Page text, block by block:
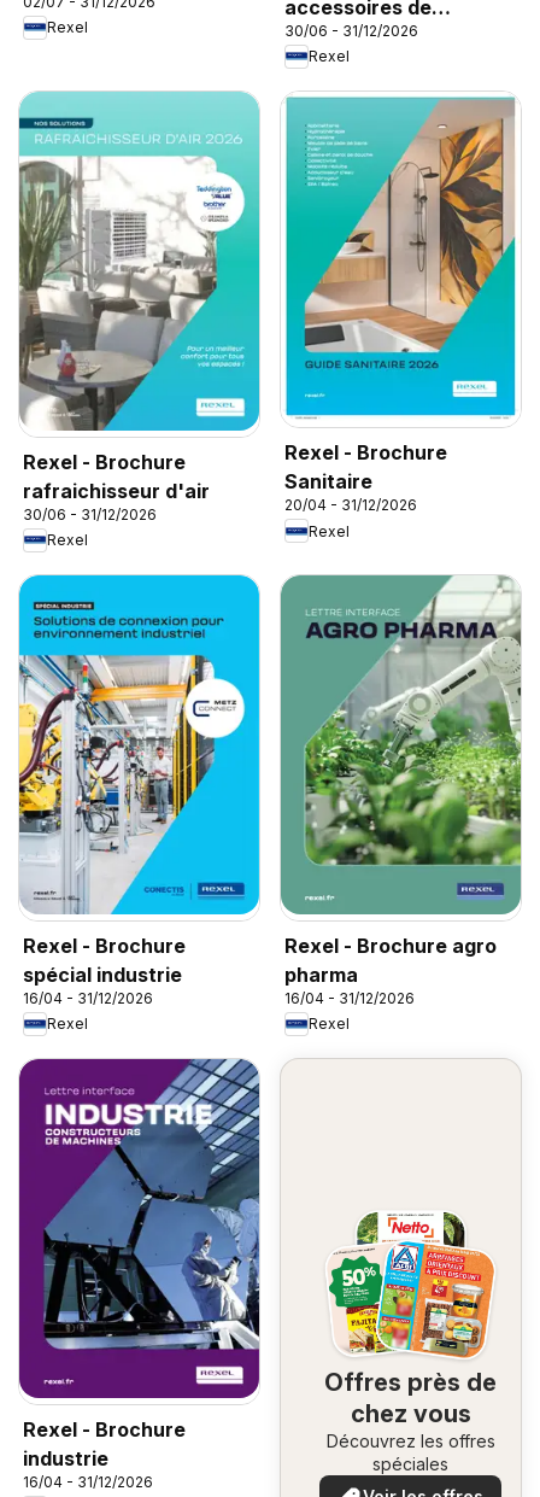
Rexel
accessoires de
climatisation
30/06 - 31/12/2026
Rexel
Rexel - Brochure
rafraichisseur d'air
30/06 - 31/12/2026
Rexel
Rexel - Brochure
Sanitaire
20/04 - 31/12/2026
Rexel
Rexel - Brochure
spécial industrie
16/04 - 31/12/2026
Rexel
Rexel - Brochure agro
pharma
16/04 - 31/12/2026
Rexel
Rexel - Brochure
industrie
16/04 - 31/12/2026
Offres près de
chez vous
Découvrez les offres
spéciales